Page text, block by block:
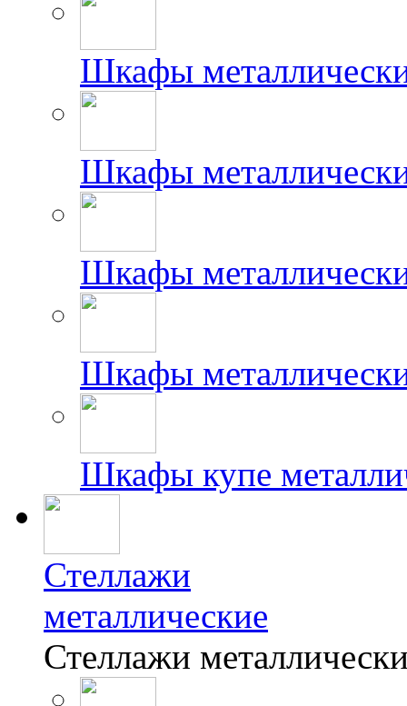
Шкафы
Шкафы
Шкафы
Шкафы
Шкафы купе
Стеллажи
металлические
Стеллажи